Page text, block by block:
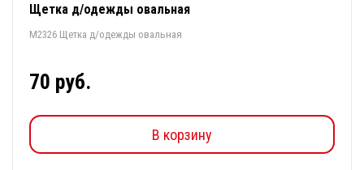
Щетка д/одежды овальная
М2326 Щетка д/одежды овальная
70 руб.
В корзину